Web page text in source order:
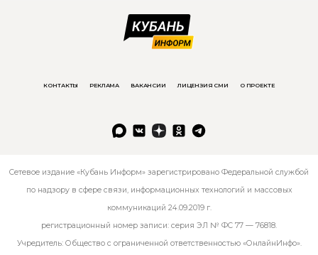
КОНТАКТЫ РЕКЛАМА ВАКАНСИИ ЛИЦЕНЗИЯ СМИ О ПРОЕКТЕ
Сетевое издание «Кубань Информ» зарегистрировано Федеральной службой
по надзору в сфере связи, информационных технологий и массовых
коммуникаций 24.09.2019 г.
регистрационный номер записи: серия ЭЛ № ФС 77 — 76818.
Учредитель: Общество с ограниченной ответственностью «ОнлайнИнфо».